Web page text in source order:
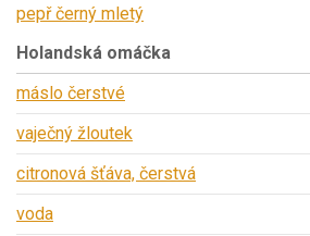
pepř černý mletý
Holandská omáčka
máslo čerstvé
vaječný žloutek
citronová šťáva, čerstvá
voda